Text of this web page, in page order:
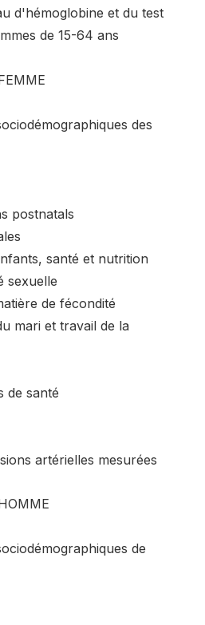
d'hémoglobine et du test
de 15-64 ans
des
postnatals
santé et nutrition
sexuelle
de fécondité
mari et travail de la
de santé
artérielles mesurées
de